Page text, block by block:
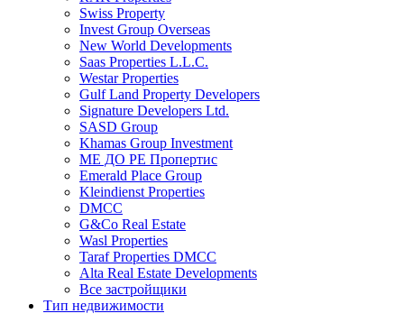
Swiss Property
Invest Group Overseas
New World Developments
Saas Properties L.L.C.
Westar Properties
Gulf Land Property Developers
Signature Developers Ltd.
SASD Group
Khamas Group Investment
МЕ ДО РЕ Пропертис
Emerald Place Group
Kleindienst Properties
DMCC
G&Co Real Estate
Wasl Properties
Taraf Properties DMCC
Alta Real Estate Developments
Все застройщики
Тип недвижимости